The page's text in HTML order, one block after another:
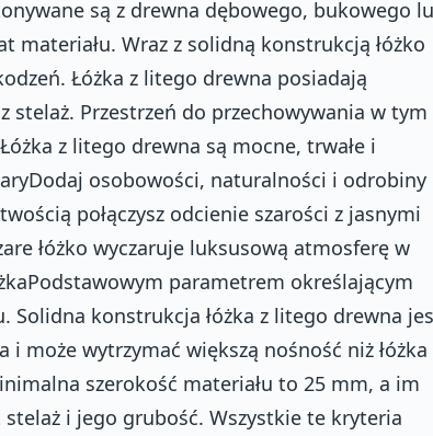
są z drewna dębowego, bukowego
materiału. Wraz z solidną konstrukcją łóżko
Łóżka z litego drewna posiadają
stelaż. Przestrzeń do przechowywania w tym
z litego drewna są mocne, trwałe i
osobowości, naturalności i odrobiny
połączysz odcienie szarości z jasnymi
łóżko wyczaruje luksusową atmosferę w
parametrem określającym
Solidna konstrukcja łóżka z litego drewna
może wytrzymać większą nośność niż łóżka
szerokość materiału to 25 mm, a im
i jego grubość. Wszystkie te kryteria